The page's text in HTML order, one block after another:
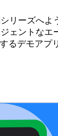
リーズへ
ェントなエ
るデモアプ